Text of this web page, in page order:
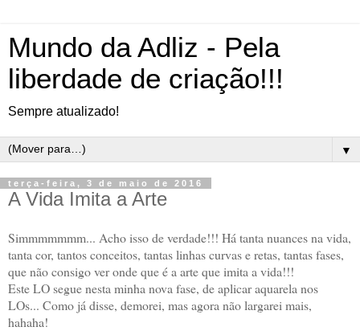
Mundo da Adliz - Pela
liberdade de criação!!!
Sempre atualizado!
▼
terça-feira, 3 de maio de 2016
A Vida Imita a Arte
Simmmmmmm... Acho isso de verdade!!! Há tanta nuances na vida,
tanta cor, tantos conceitos, tantas linhas curvas e retas, tantas fases,
que não consigo ver onde que é a arte que imita a vida!!!
Este LO segue nesta minha nova fase, de aplicar aquarela nos
LOs... Como já disse, demorei, mas agora não largarei mais,
hahaha!